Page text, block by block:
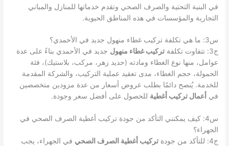
في البنية التحتية والصرف الصحي وتقدم خدماتها للمنازل والمباني
التجارية والمؤسسات في هذه المناطق الحيوية.
س3: ما هي تكلفة تركيب غطاء منهول جديد في الأحمدي؟
ج3: تتفاوت تكلفة
تركيب غطاء منهول جديد في الأحمدي بناءً على عدة
عوامل، منها نوع الغطاء ومادته (حديد زهر، مركب، بلاستيك)، فئة
الحمولة، حجم الغطاء، مدى تعقيد عملية التركيب، والشركة المقدمة
للخدمة. يُنصح دائمًا بطلب عروض أسعار من عدة مزودين متخصصين
في أعمال تركيب أغطية للحصول على أفضل سعر وجودة.
س4: كيف يمكنني التأكد من جودة تركيب أغطية الصرف الصحي في
الجهراء؟
ج4: للتأكد من جودة
تركيب أغطية الصرف الصحي في الجهراء، يجب